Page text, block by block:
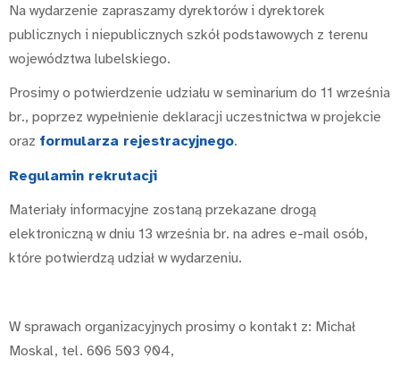
Na wydarzenie zapraszamy dyrektorów i dyrektorek
publicznych i niepublicznych szkół podstawowych z terenu
województwa lubelskiego.
Prosimy o potwierdzenie udziału w seminarium do 11 września
br., poprzez wypełnienie deklaracji uczestnictwa w projekcie
oraz formularza rejestracyjnego.
Regulamin rekrutacji
Materiały informacyjne zostaną przekazane drogą
elektroniczną w dniu 13 września br. na adres e-mail osób,
które potwierdzą udział w wydarzeniu.
W sprawach organizacyjnych prosimy o kontakt z: Michał
Moskal, tel. 606 503 904,